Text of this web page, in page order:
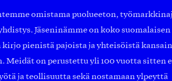
omistama puolueeton,
Jäseninämme on koko suomalaisen
kirjo pienistä pajoista ja yhteisöistä
Meidät on perustettu yli 100 vuotta sitten
ja teollisuutta sekä nostamaan ylpeyttä